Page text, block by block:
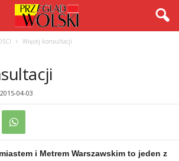
Więcej konsultacji
2015-04-03
i Metrem Warszawskim to jeden z